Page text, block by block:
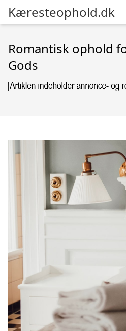
Kæresteophold.dk
Romantisk ophold
Gods